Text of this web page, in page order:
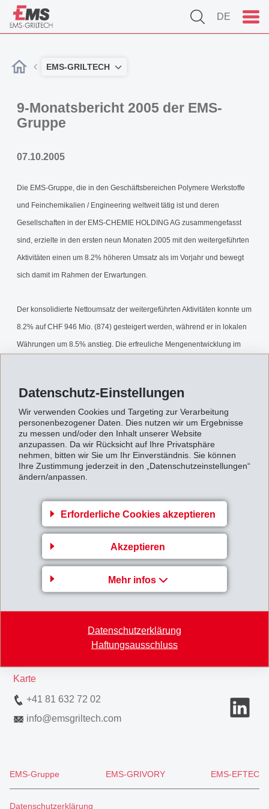
Datenschutz-Einstellungen
Wir verwenden Cookies und Targeting zur Verarbeitung
personenbezogener Daten. Dies nutzen wir um Ergebnisse
zu messen und/oder den Inhalt unserer Website
anzupassen. Da wir Rücksicht auf Ihre Privatsphäre
nehmen, bitten wir Sie um Ihr Einverständnis. Sie können
Ihre Zustimmung jederzeit in den „Datenschutzeinstellungen“
ändern/anpassen.
Erforderliche Cookies akzeptieren
Akzeptieren
Mehr infos
Datenschutzerklärung
Haftungsausschluss
DE
EMS-GRILTECH
9-Monatsbericht 2005 der EMS-
Gruppe
07.10.2005
Die EMS-Gruppe, die in den Geschäftsbereichen Polymere Werkstoffe
und Feinchemikalien / Engineering weltweit tätig ist und deren
Gesellschaften in der EMS-CHEMIE HOLDING AG zusammengefasst
sind, erzielte in den ersten neun Monaten 2005 mit den weitergeführten
Aktivitäten einen um 8.2% höheren Umsatz als im Vorjahr und bewegt
sich damit im Rahmen der Erwartungen.
Der konsolidierte Nettoumsatz der weitergeführten Aktivitäten konnte um
8.2% auf CHF 946 Mio. (874) gesteigert werden, während er in lokalen
Währungen um 8.5% anstieg. Die erfreuliche Mengenentwicklung im
Für die weitergeführten Aktivitäten erwartet EMS 2005 unverändert
einen Umsatz und ein Betriebsergebnis (EBIT) leicht über Vorjahr.
9-Monatsbericht2005.pdf
Zurück zur Übersicht
Gruppenleitung
EMS-CHEMIE AG
Karte
+41 81 632 72 02
info@emsgriltech.com
EMS-Gruppe EMS-GRIVORY EMS-EFTEC
Datenschutzerklärung